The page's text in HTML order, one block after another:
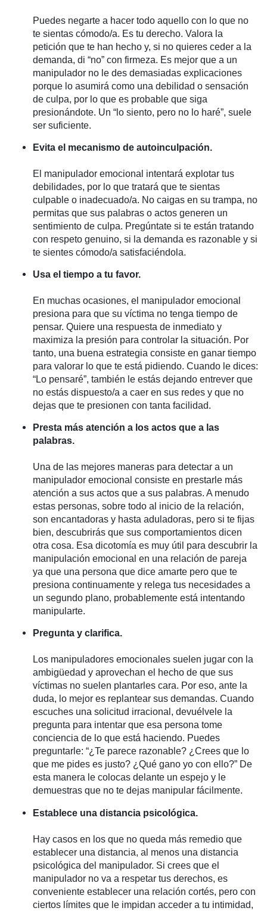
Puedes negarte a hacer todo aquello con lo que no
te sientas cómodo/a. Es tu derecho. Valora la
petición que te han hecho y, si no quieres ceder a la
demanda, di “no” con firmeza. Es mejor que a un
manipulador no le des demasiadas explicaciones
porque lo asumirá como una debilidad o sensación
de culpa, por lo que es probable que siga
presionándote. Un “lo siento, pero no lo haré”, suele
ser suficiente.
Evita el mecanismo de autoinculpación.
El manipulador emocional intentará explotar tus
debilidades, por lo que tratará que te sientas
culpable o inadecuado/a. No caigas en su trampa, no
permitas que sus palabras o actos generen un
sentimiento de culpa. Pregúntate si te están tratando
con respeto genuino, si la demanda es razonable y si
te sientes cómodo/a satisfaciéndola.
Usa el tiempo a tu favor.
En muchas ocasiones, el manipulador emocional
presiona para que su víctima no tenga tiempo de
pensar. Quiere una respuesta de inmediato y
maximiza la presión para controlar la situación. Por
tanto, una buena estrategia consiste en ganar tiempo
para valorar lo que te está pidiendo. Cuando le dices:
“Lo pensaré”, también le estás dejando entrever que
no estás dispuesto/a a caer en sus redes y que no
dejas que te presionen con tanta facilidad.
Presta más atención a los actos que a las
palabras.
Una de las mejores maneras para detectar a un
manipulador emocional consiste en prestarle más
atención a sus actos que a sus palabras. A menudo
estas personas, sobre todo al inicio de la relación,
son encantadoras y hasta aduladoras, pero si te fijas
bien, descubrirás que sus comportamientos dicen
otra cosa. Esa dicotomía es muy útil para descubrir la
manipulación emocional en una relación de pareja
ya que una persona que dice amarte pero que te
presiona continuamente y relega tus necesidades a
un segundo plano, probablemente está intentando
manipularte.
Pregunta y clarifica.
Los manipuladores emocionales suelen jugar con la
ambigüedad y aprovechan el hecho de que sus
víctimas no suelen plantarles cara. Por eso, ante la
duda, lo mejor es replantear sus demandas. Cuando
escuches una solicitud irracional, devuélvele la
pregunta para intentar que esa persona tome
conciencia de lo que está haciendo. Puedes
preguntarle: “¿Te parece razonable? ¿Crees que lo
que me pides es justo? ¿Qué gano yo con ello?” De
esta manera le colocas delante un espejo y le
demuestras que no te dejas manipular fácilmente.
Establece una distancia psicológica.
Hay casos en los que no queda más remedio que
establecer una distancia, al menos una distancia
psicológica del manipulador. Si crees que el
manipulador no va a respetar tus derechos, es
conveniente establecer una relación cortés, pero con
ciertos límites que le impidan acceder a tu intimidad,